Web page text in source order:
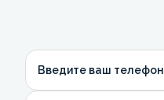
Введите ваш телефон